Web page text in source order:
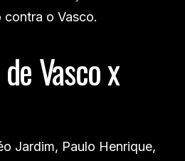
o Vasco.
Vasco x
Jardim, Paulo Henrique,